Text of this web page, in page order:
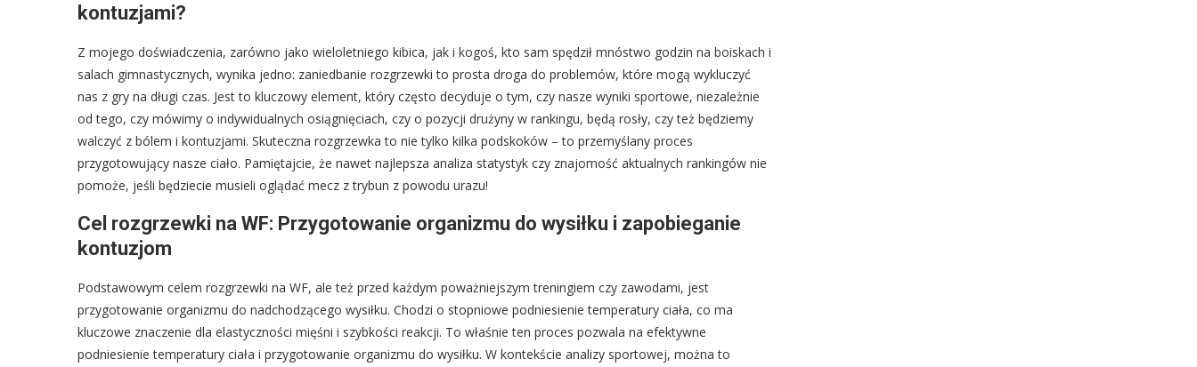
kontuzjami?
Z mojego doświadczenia, zarówno jako wieloletniego kibica, jak i kogoś, kto sam spędził mnóstwo godzin na boiskach i
salach gimnastycznych, wynika jedno: zaniedbanie rozgrzewki to prosta droga do problemów, które mogą wykluczyć
nas z gry na długi czas. Jest to kluczowy element, który często decyduje o tym, czy nasze wyniki sportowe, niezależnie
od tego, czy mówimy o indywidualnych osiągnięciach, czy o pozycji drużyny w rankingu, będą rosły, czy też będziemy
walczyć z bólem i kontuzjami. Skuteczna rozgrzewka to nie tylko kilka podskoków – to przemyślany proces
przygotowujący nasze ciało. Pamiętajcie, że nawet najlepsza analiza statystyk czy znajomość aktualnych rankingów nie
pomoże, jeśli będziecie musieli oglądać mecz z trybun z powodu urazu!
Cel rozgrzewki na WF: Przygotowanie organizmu do wysiłku i zapobieganie
kontuzjom
Podstawowym celem rozgrzewki na WF, ale też przed każdym poważniejszym treningiem czy zawodami, jest
przygotowanie organizmu do nadchodzącego wysiłku. Chodzi o stopniowe podniesienie temperatury ciała, co ma
kluczowe znaczenie dla elastyczności mięśni i szybkości reakcji. To właśnie ten proces pozwala na efektywne
podniesienie temperatury ciała i przygotowanie organizmu do wysiłku. W kontekście analizy sportowej, można to